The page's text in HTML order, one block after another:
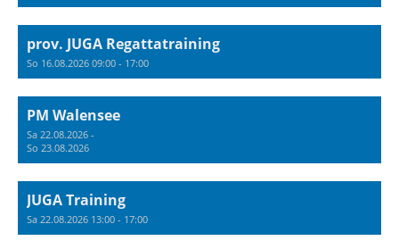
prov. JUGA Regattatraining
So 16.08.2026 09:00 - 17:00
PM Walensee
Sa 22.08.2026 -
So 23.08.2026
JUGA Training
Sa 22.08.2026 13:00 - 17:00